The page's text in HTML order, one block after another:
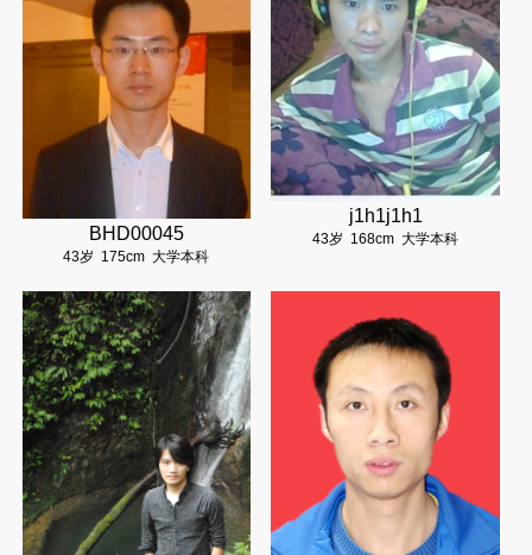
BHD00045
43岁 175cm 大学本科
j1h1j1h1
43岁 168cm 大学本科